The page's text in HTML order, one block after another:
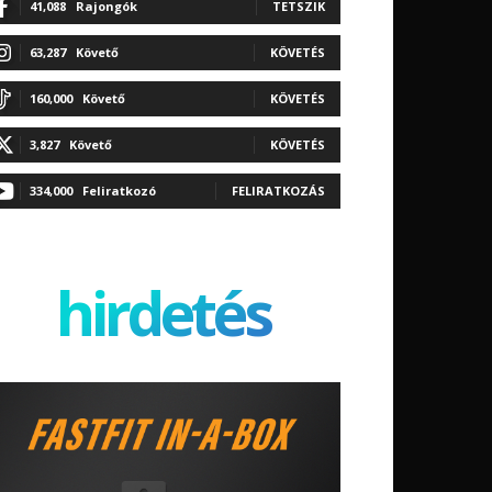
41,088 Rajongók TETSZIK
63,287 Követő KÖVETÉS
160,000 Követő KÖVETÉS
3,827 Követő KÖVETÉS
334,000 Feliratkozó FELIRATKOZÁS
hirdetés